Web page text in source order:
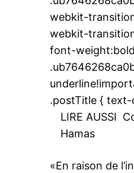
webkit-
webkit-
font-
.postTitle {
LIRE AUSSI
Hamas
«En raison de